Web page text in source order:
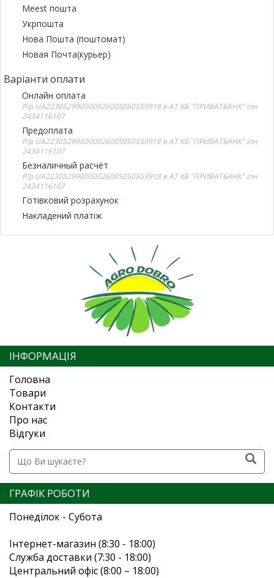
Meest пошта
Укрпошта
Нова Пошта (поштомат)
Новая Почта(курьер)
Варіанти оплати
Онлайн оплата
Р/р UA223052990000026005050559918 в АТ КБ "ПРИВАТБАНК" іпн
2434116107
Предоплата
Р/р UA223052990000026005050559918 в АТ КБ "ПРИВАТБАНК" іпн
2434116107
Безналичный расчёт
Р/р UA223052990000026005050559918 в АТ КБ "ПРИВАТБАНК" іпн
2434116107
Готівковий розрахунок
Накладений платіж
ІНФОРМАЦІЯ
Головна
Товари
Контакти
Про нас
Відгуки
ГРАФІК РОБОТИ
Понеділок - Субота
Інтернет-магазин (8:30 - 18:00)
Служба доставки (7:30 - 18:00)
Центральний офіс (8:00 – 18:00)